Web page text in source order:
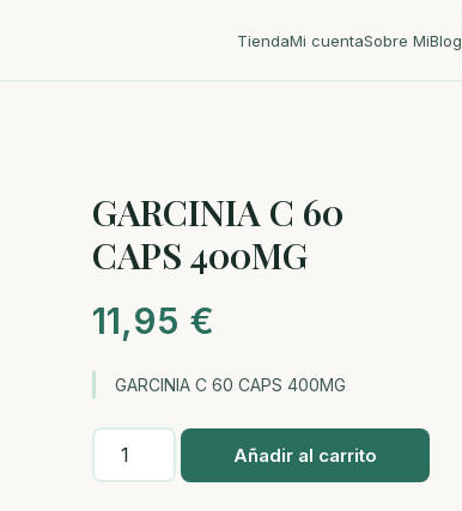
TiendaMi cuentaSobre MiBlog
GARCINIA C 60
CAPS 400MG
11,95 €
GARCINIA C 60 CAPS 400MG
GARCINIA
Añadir al carrito